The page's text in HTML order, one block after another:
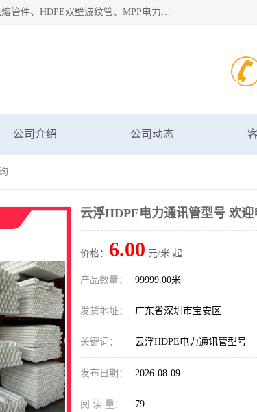
深圳市鑫润通管业有限公司专业生产批发：HDPE管材、热熔管件、HDPE钢丝骨架管、电熔管件、HDPE双壁波纹管、MPP电力管、井盖、PVC管材管件、PPR管材管件等；公司自创建以来，始终秉承“团结、务实、创新、守信”的服务宗旨，凭借专业的服务以及多年的勤奋拼搏，发展成为一家专业销售各种管材管件，绝缘电工套管及配件等系列产品的贸易公司。
公司介绍 公司动态
云浮HDPE电力通讯管型号 欢
价格： 6.00 元/米 起
产品数量： 99999.00米
发货地址： 广东省深圳市宝安区
关键词： 云浮HDPE电力通讯管型号
发布日期： 2026-08-09
阅 读 量： 79